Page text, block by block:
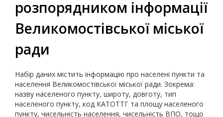
розпорядником інформації
Великомостівської міської
ради
Набір даних містить інформацію про населені пункти та
населення Великомостівської міської ради. Зокрема:
назву населеного пункту, широту, довготу, тип
населеного пункту, код КАТОТТГ та площу населеного
пункту, чисельність населення, чисельність ВПО, тощо